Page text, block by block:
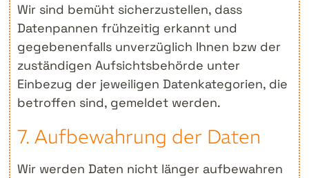
Wir sind bemüht sicherzustellen, dass
Datenpannen frühzeitig erkannt und
gegebenenfalls unverzüglich Ihnen bzw der
zuständigen Aufsichtsbehörde unter
Einbezug der jeweiligen Datenkategorien, die
betroffen sind, gemeldet werden.
7. Aufbewahrung der Daten
Wir werden Daten nicht länger aufbewahren